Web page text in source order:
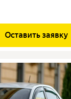
Оставить заявку